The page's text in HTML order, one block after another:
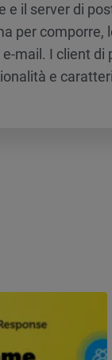
e il server di
per comporre,
e-mail. I client
e